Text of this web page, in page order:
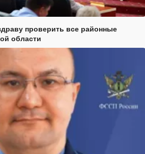
проверить все районные
области